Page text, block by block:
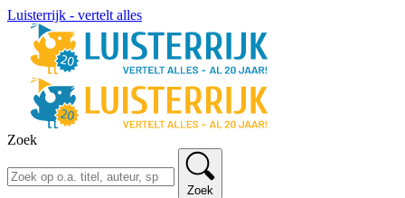
Luisterrijk - vertelt alles
Zoek
Zoek